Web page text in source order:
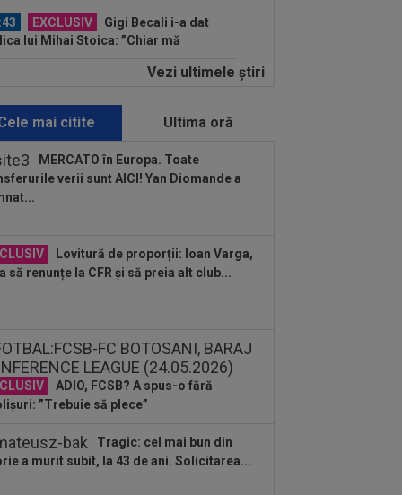
EXCLUSIV
Gigi Becali i-a dat
lui Mihai Stoica: ”Chiar mă
Unirea Slobozia - Gloria Bistrița,
Cosmin Matei a fost suspendat
dopaj! Verdictul final dat de TAS
EXCLUSIV
Ilie Dumitrescu a
ce face Ioan Varga la CFR Cluj și n-a
nuntă: Cristiano Ronaldo și Georgina...
Vezi ultimele ştiri
mai citite Ultima oră
MERCATO în Europa. Toate
verii sunt AICI! Yan Diomande a
Lovitură de proporții: Ioan Varga,
să renunțe la CFR și să preia alt club...
ADIO, FCSB? A spus-o fără
”Trebuie să plece”
Tragic: cel mai bun din
a murit subit, la 43 de ani. Solicitarea...